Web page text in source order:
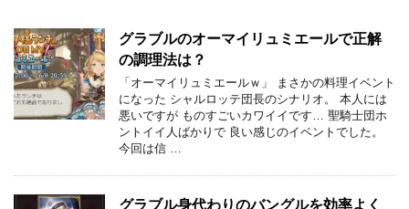
グラブルのオーマイリュミエールで正解
の調理法は？
「オーマイリュミエールｗ」 まさかの料理イベント
になった シャルロッテ団長のシナリオ。 本人には
悪いですが ものすごいカワイイです… 聖騎士団ホ
ントイイ人ばかりで 良い感じのイベントでした。
今回は信 …
グラブル身代わりのバングルを効率よく